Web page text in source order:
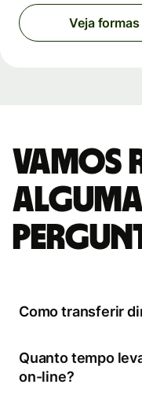
Veja
Vamos
Como transferir
Quanto tempo
on-line?